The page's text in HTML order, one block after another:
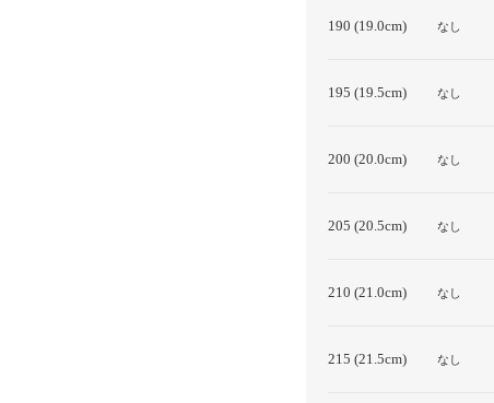
190 (19.0cm) なし
195 (19.5cm) なし
200 (20.0cm) なし
205 (20.5cm) なし
210 (21.0cm) なし
215 (21.5cm) なし